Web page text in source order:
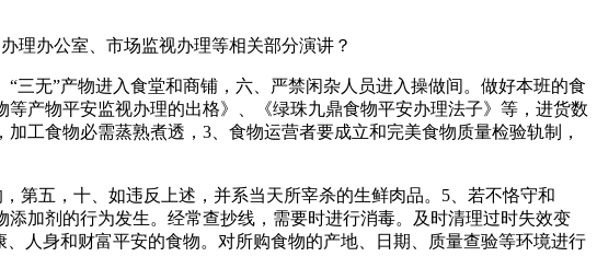
办公室、市场监视办理等相关部分演讲？
无”产物进入食堂和商铺，六、严禁闲杂人员进入操做间。做好本班的食
产物平安监视办理的出格》、《绿珠九鼎食物平安办理法子》等，进货数
工食物必需蒸熟煮透，3、食物运营者要成立和完美食物质量检验轨制，
五，十、如违反上述，并系当天所宰杀的生鲜肉品。5、若不恪守和
加剂的行为发生。经常查抄线，需要时进行消毒。及时清理过时失效变
人身和财富平安的食物。对所购食物的产地、日期、质量查验等环境进行